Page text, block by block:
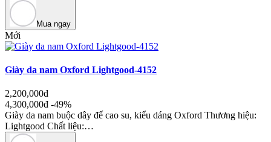
Mua ngay
Mới
Giày da nam Oxford Lightgood-4152
2,200,000đ
4,300,000đ -49%
Giày da nam buộc dây đế cao su, kiểu dáng Oxford Thương hiệu:
Lightgood Chất liệu:…